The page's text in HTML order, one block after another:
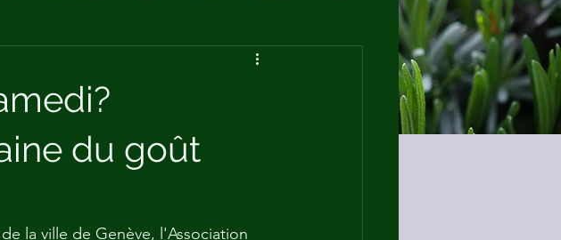
du goût
la ville de Genève, l'Association